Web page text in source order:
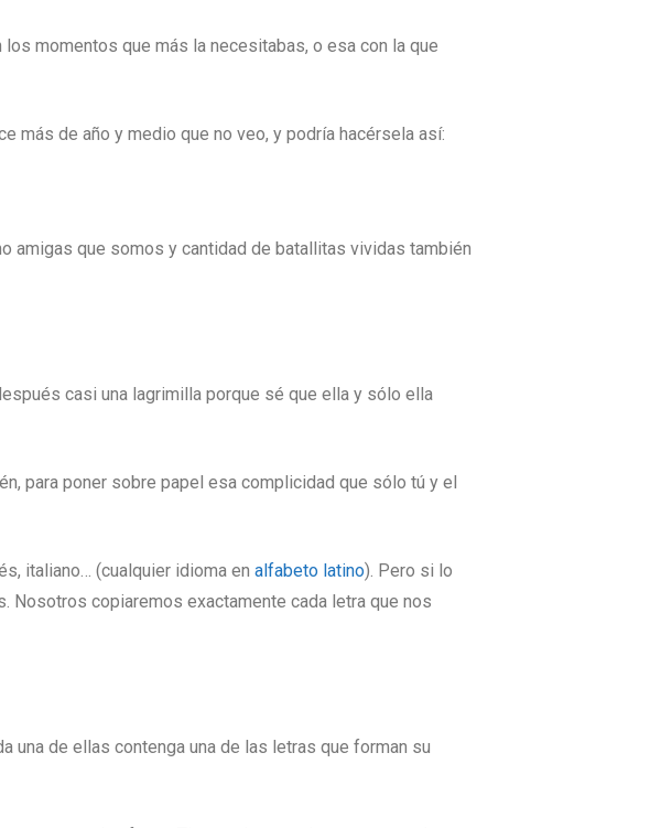
los momentos que más la necesitabas, o esa con la que
más de año y medio que no veo, y podría hacérsela así:
amigas que somos y cantidad de batallitas vividas también
casi una lagrimilla porque sé que ella y sólo ella
para poner sobre papel esa complicidad que sólo tú y el
italiano… (cualquier idioma en alfabeto latino). Pero si lo
Nosotros copiaremos exactamente cada letra que nos
una de ellas contenga una de las letras que forman su